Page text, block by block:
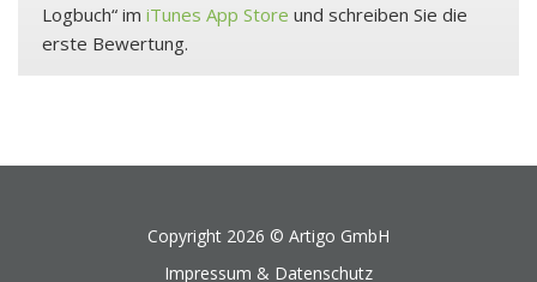
Logbuch“ im iTunes App Store und schreiben Sie die
erste Bewertung.
Copyright 2026 © Artigo GmbH
Impressum & Datenschutz